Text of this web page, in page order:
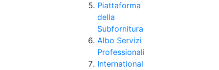
Piattaforma
della
Subfornitura
Albo Servizi
Professionali
International